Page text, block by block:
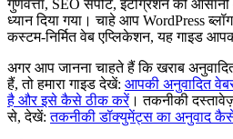
गुणवत्ता, SEO सपोर्ट, इंटीग्रेशन की
ध्यान दिया गया। चाहे आप WordPress
कस्टम-निर्मित वेब एप्लिकेशन, यह गाइड
अगर आप जानना चाहते हैं कि खराब
हैं, तो हमारा गाइड देखें: आपकी अनुवादित
है और इसे कैसे ठीक करें। तकनीकी
से, देखें:तकनीकी डॉक्युमेंट्स का अनुवाद कैसे